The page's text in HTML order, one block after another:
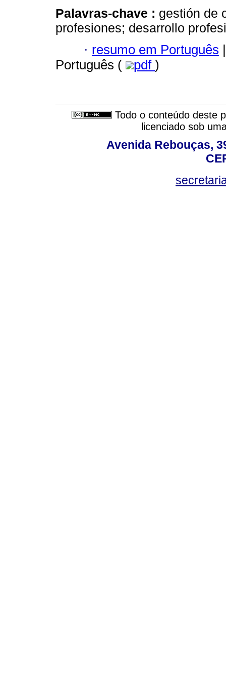
Palavras-chave : gestión de
profesiones; desarrollo
· resumo em Português |
Português (
pdf )
Todo o conteúdo deste
licenciado sob
Avenida Rebouças,